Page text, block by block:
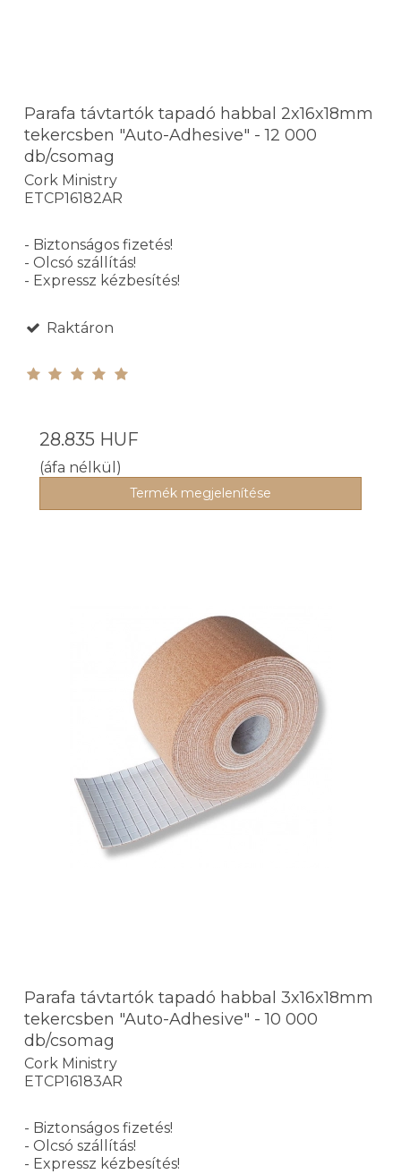
Parafa távtartók tapadó habbal 2x16x18mm
tekercsben "Auto-Adhesive" - 12 000
db/csomag
Cork Ministry
ETCP16182AR
- Biztonságos fizetés!
- Olcsó szállítás!
- Expressz kézbesítés!
Raktáron
28.835 HUF
(áfa nélkül)
Termék megjelenítése
Parafa távtartók tapadó habbal 3x16x18mm
tekercsben "Auto-Adhesive" - 10 000
db/csomag
Cork Ministry
ETCP16183AR
- Biztonságos fizetés!
- Olcsó szállítás!
- Expressz kézbesítés!